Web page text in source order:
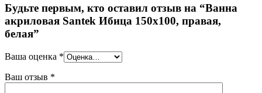
Будьте первым, кто оставил отзыв на “Ванна
акриловая Santek Ибица 150х100, правая,
белая”
Ваша оценка *
Ваш отзыв *